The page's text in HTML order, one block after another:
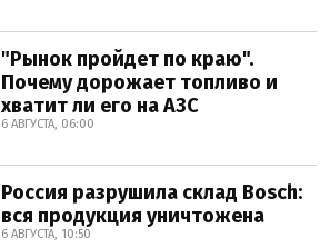
"Рынок пройдет по краю".
Почему дорожает топливо и
хватит ли его на АЗС
6 АВГУСТА, 06:00
Россия разрушила склад Bosch:
вся продукция уничтожена
6 АВГУСТА, 10:50